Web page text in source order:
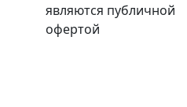
являются публичной
офертой